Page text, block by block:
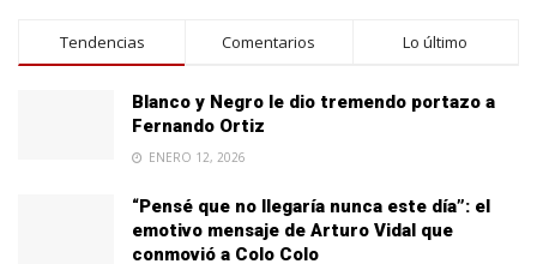
Tendencias Comentarios Lo último
Blanco y Negro le dio tremendo portazo a
Fernando Ortiz
ENERO 12, 2026
“Pensé que no llegaría nunca este día”: el
emotivo mensaje de Arturo Vidal que
conmovió a Colo Colo